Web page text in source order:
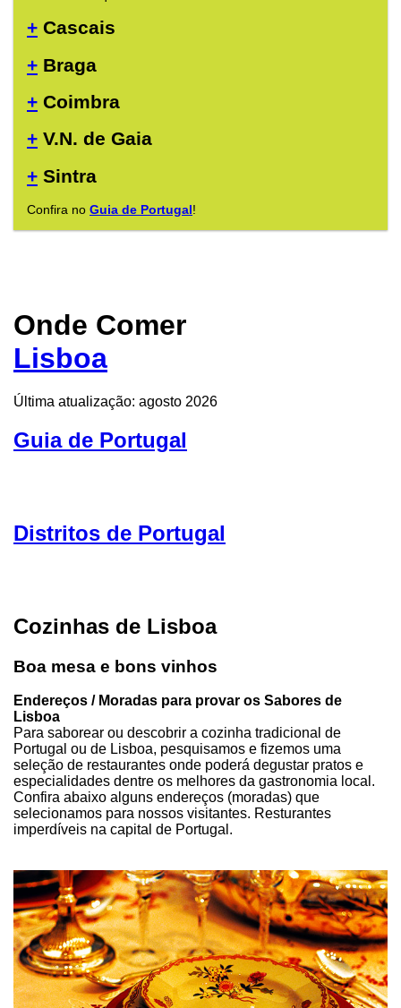
+ Cascais
+ Braga
+ Coimbra
+ V.N. de Gaia
+ Sintra
Confira no Guia de Portugal!
Onde Comer
Lisboa
Última atualização: agosto 2026
Guia de Portugal
Distritos de Portugal
Cozinhas de Lisboa
Boa mesa e bons vinhos
Endereços / Moradas para provar os Sabores de
Lisboa
Para saborear ou descobrir a cozinha tradicional de
Portugal ou de Lisboa, pesquisamos e fizemos uma
seleção de restaurantes onde poderá degustar pratos e
especialidades dentre os melhores da gastronomia local.
Confira abaixo alguns endereços (moradas) que
selecionamos para nossos visitantes. Resturantes
imperdíveis na capital de Portugal.